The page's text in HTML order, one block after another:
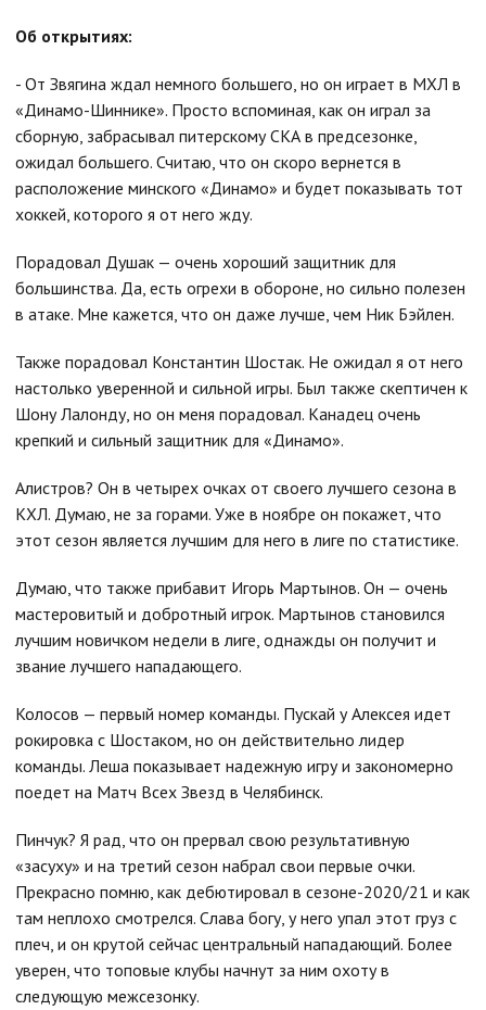
Об открытиях:
- От Звягина ждал немного большего, но он играет в МХЛ в
«Динамо-Шиннике». Просто вспоминая, как он играл за
сборную, забрасывал питерскому СКА в предсезонке,
ожидал большего. Считаю, что он скоро вернется в
расположение минского «Динамо» и будет показывать тот
хоккей, которого я от него жду.
Порадовал Душак — очень хороший защитник для
большинства. Да, есть огрехи в обороне, но сильно полезен
в атаке. Мне кажется, что он даже лучше, чем Ник Бэйлен.
Также порадовал Константин Шостак. Не ожидал я от него
настолько уверенной и сильной игры. Был также скептичен к
Шону Лалонду, но он меня порадовал. Канадец очень
крепкий и сильный защитник для «Динамо».
Алистров? Он в четырех очках от своего лучшего сезона в
КХЛ. Думаю, не за горами. Уже в ноябре он покажет, что
этот сезон является лучшим для него в лиге по статистике.
Думаю, что также прибавит Игорь Мартынов. Он — очень
мастеровитый и добротный игрок. Мартынов становился
лучшим новичком недели в лиге, однажды он получит и
звание лучшего нападающего.
Колосов — первый номер команды. Пускай у Алексея идет
рокировка с Шостаком, но он действительно лидер
команды. Леша показывает надежную игру и закономерно
поедет на Матч Всех Звезд в Челябинск.
Пинчук? Я рад, что он прервал свою результативную
«засуху» и на третий сезон набрал свои первые очки.
Прекрасно помню, как дебютировал в сезоне-2020/21 и как
там неплохо смотрелся. Слава богу, у него упал этот груз с
плеч, и он крутой сейчас центральный нападающий. Более
уверен, что топовые клубы начнут за ним охоту в
следующую межсезонку.